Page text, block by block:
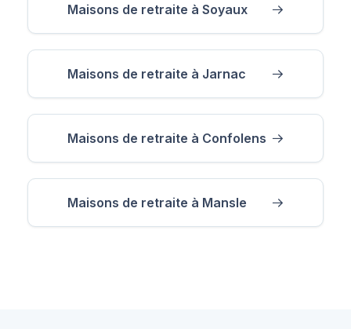
Maisons de retraite à Soyaux
Maisons de retraite à Jarnac
Maisons de retraite à Confolens
Maisons de retraite à Mansle